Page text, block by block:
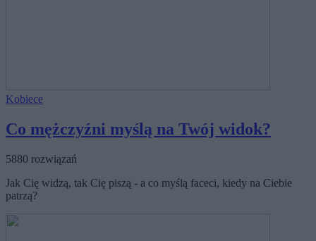
Kobiece
Co mężczyźni myślą na Twój widok?
5880 rozwiązań
Jak Cię widzą, tak Cię piszą - a co myślą faceci, kiedy na Ciebie
patrzą?